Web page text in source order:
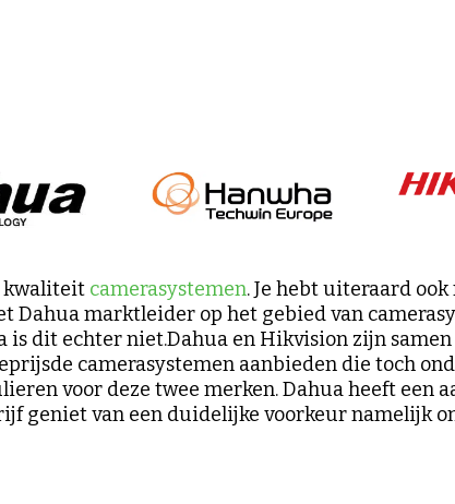
kwaliteit camerasystemen. Je hebt uiteraard
Dahua marktleider op het gebied van
is dit echter niet.Dahua en Hikvision zijn
camerasystemen aanbieden die toch
voor deze twee merken. Dahua heeft een
geniet van een duidelijke voorkeur namelijk